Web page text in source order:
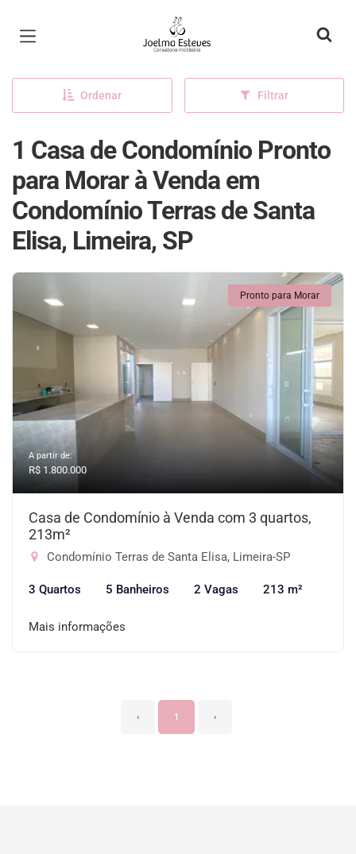
Página inicial
Ordenar Filtrar
1 Casa de Condomínio Pronto
para Morar à Venda em
Condomínio Terras de Santa
Elisa, Limeira, SP
Pronto para Morar
A partir de:
R$ 1.800.000
Casa de Condomínio à Venda com 3 quartos,
213m²
Condomínio Terras de Santa Elisa, Limeira-SP
3 Quartos 5 Banheiros 2 Vagas 213 m²
Mais informações
‹ 1 ›